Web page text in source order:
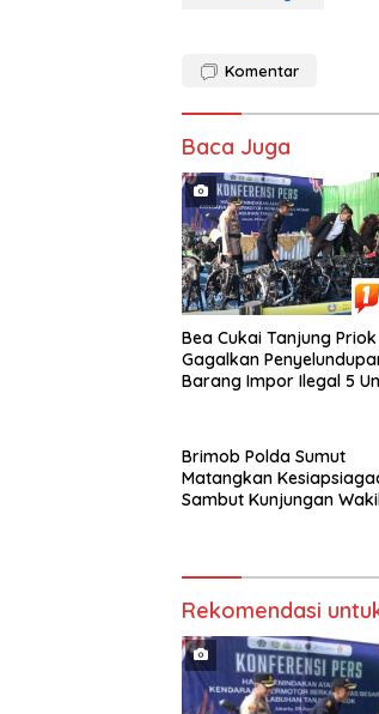
Komentar
Baca Juga
Bea Cukai Tanjung Priok
Gagalkan
Barang Impor Ilegal 5
Rangka Bekas Asal
Brimob Polda Sumut
Matangkan
Sambut Kunjungan
Rekomendasi